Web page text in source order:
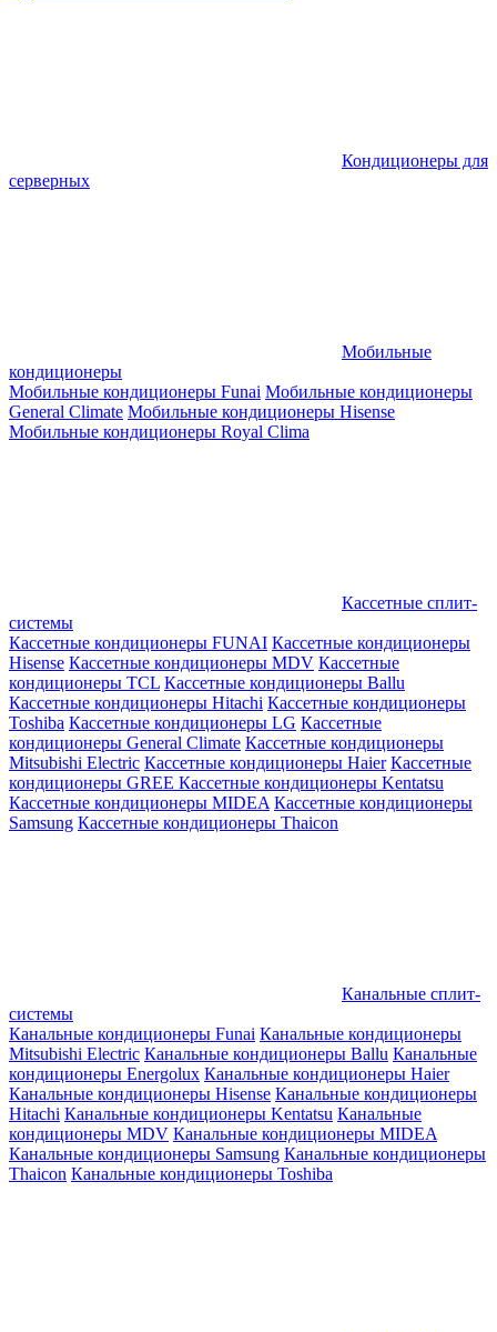
Кондиционеры для
серверных
Мобильные
кондиционеры
Мобильные кондиционеры Funai Мобильные кондиционеры
General Climate Мобильные кондиционеры Hisense
Мобильные кондиционеры Royal Clima
Кассетные сплит-
системы
Кассетные кондиционеры FUNAI Кассетные кондиционеры
Hisense Кассетные кондиционеры MDV Кассетные
кондиционеры TCL Кассетные кондиционеры Ballu
Кассетные кондиционеры Hitachi Кассетные кондиционеры
Toshiba Кассетные кондиционеры LG Кассетные
кондиционеры General Climate Кассетные кондиционеры
Mitsubishi Electric Кассетные кондиционеры Haier Кассетные
кондиционеры GREE Кассетные кондиционеры Kentatsu
Кассетные кондиционеры MIDEA Кассетные кондиционеры
Samsung Кассетные кондиционеры Thaicon
Канальные сплит-
системы
Канальные кондиционеры Funai Канальные кондиционеры
Mitsubishi Electric Канальные кондиционеры Ballu Канальные
кондиционеры Energolux Канальные кондиционеры Haier
Канальные кондиционеры Hisense Канальные кондиционеры
Hitachi Канальные кондиционеры Kentatsu Канальные
кондиционеры MDV Канальные кондиционеры MIDEA
Канальные кондиционеры Samsung Канальные кондиционеры
Thaicon Канальные кондиционеры Toshiba